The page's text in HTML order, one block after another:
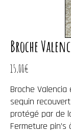
Broche
15,00€
Broche
sequin
protégé par de
Fermeture pin’s